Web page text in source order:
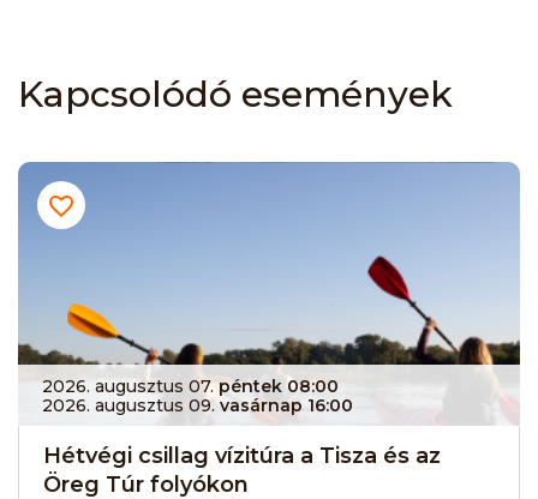
Kapcsolódó események
2026. augusztus 07. péntek 08:00
2026. augusztus 09. vasárnap 16:00
Hétvégi csillag vízitúra a Tisza és az
Öreg Túr folyókon